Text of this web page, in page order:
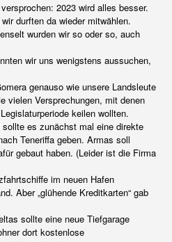
2023 wird alles besser.
durften da wieder mitwählen.
wurden wir so oder so, auch
wir uns wenigstens aussuchen,
genauso wie unsere Landsleute
vielen Versprechungen, mit denen
keilen wollten.
es zunächst mal eine direkte
Teneriffa geben. Armas soll
gebaut haben. (Leider ist die Firma
im neuen Hafen
Aber „glühende Kreditkarten“ gab
sollte eine neue Tiefgarage
dort kostenlose